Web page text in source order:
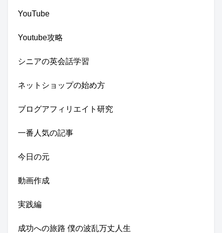
YouTube
Youtube攻略
シニアの英会話学習
ネットショップの始め方
ブログアフィリエイト研究
一番人気の記事
今日の元
動画作成
実践編
成功への旅路 僕の波乱万丈人生